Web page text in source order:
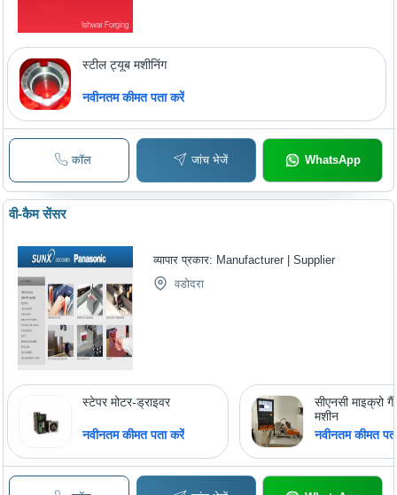
स्टील ट्यूब मशीनिंग
नवीनतम कीमत पता करें
कॉल जांच भेजें WhatsApp
वी-कैम सेंसर
व्यापार प्रकार: Manufacturer | Supplier
वडोदरा
स्टेपर मोटर-ड्राइवर
नवीनतम कीमत पता करें
सीएनसी माइक्रो
मशीन
नवीनतम कीमत